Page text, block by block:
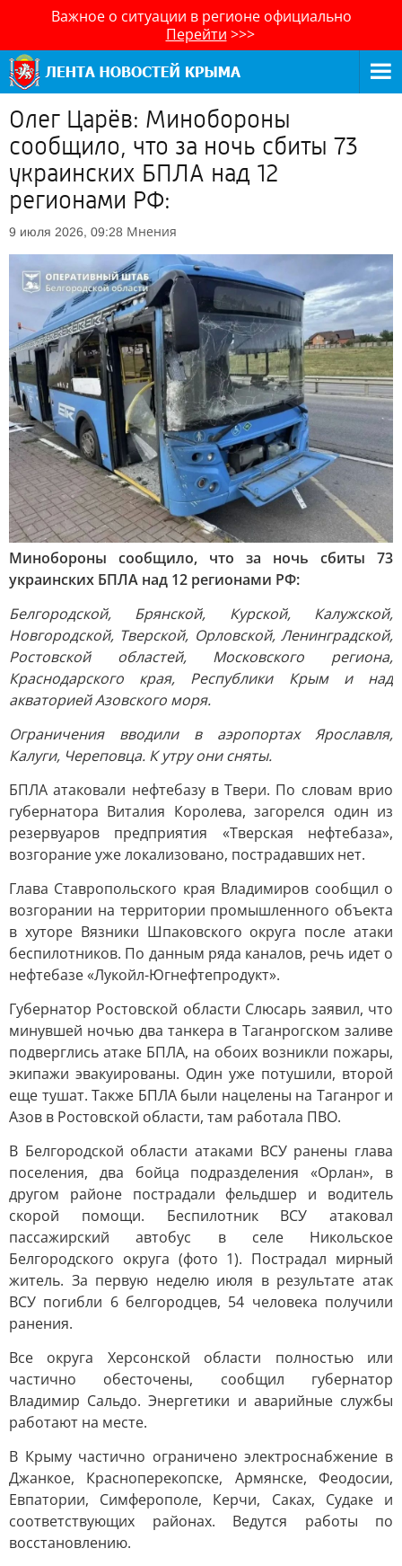
Важное о ситуации в регионе официально
Перейти >>>
Олег Царёв: Минобороны
сообщило, что за ночь сбиты 73
украинских БПЛА над 12
регионами РФ:
9 июля 2026, 09:28 Мнения
Минобороны сообщило, что за ночь сбиты 73
украинских БПЛА над 12 регионами РФ:
Белгородской, Брянской, Курской, Калужской,
Новгородской, Тверской, Орловской, Ленинградской,
Ростовской областей, Московского региона,
Краснодарского края, Республики Крым и над
акваторией Азовского моря.
Ограничения вводили в аэропортах Ярославля,
Калуги, Череповца. К утру они сняты.
БПЛА атаковали нефтебазу в Твери. По словам врио
губернатора Виталия Королева, загорелся один из
резервуаров предприятия «Тверская нефтебаза»,
возгорание уже локализовано, пострадавших нет.
Глава Ставропольского края Владимиров сообщил о
возгорании на территории промышленного объекта
в хуторе Вязники Шпаковского округа после атаки
беспилотников. По данным ряда каналов, речь идет о
нефтебазе «Лукойл-Югнефтепродукт».
Губернатор Ростовской области Слюсарь заявил, что
минувшей ночью два танкера в Таганрогском заливе
подверглись атаке БПЛА, на обоих возникли пожары,
экипажи эвакуированы. Один уже потушили, второй
еще тушат. Также БПЛА были нацелены на Таганрог и
Азов в Ростовской области, там работала ПВО.
В Белгородской области атаками ВСУ ранены глава
поселения, два бойца подразделения «Орлан», в
другом районе пострадали фельдшер и водитель
скорой помощи. Беспилотник ВСУ атаковал
пассажирский автобус в селе Никольское
Белгородского округа (фото 1). Пострадал мирный
житель. За первую неделю июля в результате атак
ВСУ погибли 6 белгородцев, 54 человека получили
ранения.
Все округа Херсонской области полностью или
частично обесточены, сообщил губернатор
Владимир Сальдо. Энергетики и аварийные службы
работают на месте.
В Крыму частично ограничено электроснабжение в
Джанкое, Красноперекопске, Армянске, Феодосии,
Евпатории, Симферополе, Керчи, Саках, Судаке и
соответствующих районах. Ведутся работы по
восстановлению.